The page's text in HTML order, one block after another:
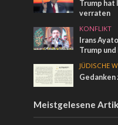
Trump hat
verraten
KONFLIKT
Irans
Trump
JÜDISCHE
Gedanken
Meistgelesene